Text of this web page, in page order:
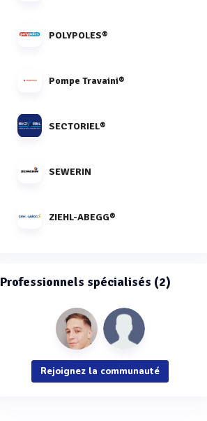
POLYPOLES®
Pompe Travaini®
SECTORIEL®
SEWERIN
ZIEHL-ABEGG®
Professionnels spécialisés (2)
Rejoignez la communauté